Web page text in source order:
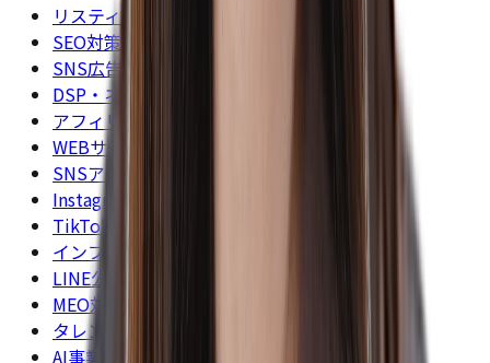
リスティング広告（検索連動型広告）事業
SEO対策事業
SNS広告事業
DSP・ネイティブ広告事業
アフィリエイト事業
WEBサイト制作・運用事業
SNSアカウント運用代行事業
Instagram運用代行事業
TikTok運用代行事業
インフルエンサーキャスティング事業
LINE公式アカウント運用事業
MEO対策事業
タレントキャスティング・タレントシェア事業
AI事業